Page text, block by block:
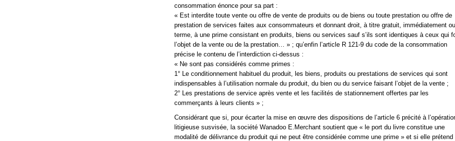
consommation énonce pour sa part :
« Est interdite toute vente ou offre de vente de produits ou de biens ou toute prestation ou offre de
prestation de services faites aux consommateurs et donnant droit, à titre gratuit, immédiatement
terme, à une prime consistant en produits, biens ou services sauf s’ils sont identiques à ceux qui
l’objet de la vente ou de la prestation… » ; qu’enfin l’article R 121-9 du code de la consommation
précise le contenu de l’interdiction ci-dessus :
« Ne sont pas considérés comme primes :
1° Le conditionnement habituel du produit, les biens, produits ou prestations de services qui sont
indispensables à l’utilisation normale du produit, du bien ou du service faisant l’objet de la vente ;
2° Les prestations de service après vente et les facilités de stationnement offertes par les
commerçants à leurs clients » ;
Considérant que si, pour écarter la mise en œuvre des dispositions de l’article 6 précité à
litigieuse susvisée, la société Wanadoo E.Merchant soutient que « le port du livre constitue une
modalité de délivrance du produit qui ne peut être considérée comme une prime » et si elle prétend